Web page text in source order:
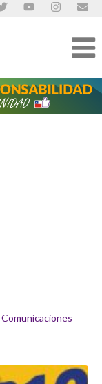
Comunicaciones